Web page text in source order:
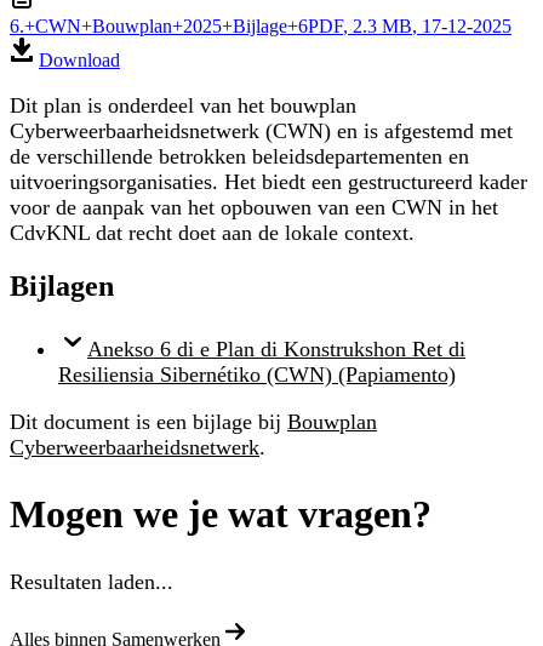
6.+CWN+Bouwplan+2025+Bijlage+6PDF, 2.3 MB, 17-12-2025
Download
Dit plan is onderdeel van het bouwplan
Cyberweerbaarheidsnetwerk (CWN) en is afgestemd met
de verschillende betrokken beleidsdepartementen en
uitvoeringsorganisaties. Het biedt een gestructureerd kader
voor de aanpak van het opbouwen van een CWN in het
CdvKNL dat recht doet aan de lokale context.
Bijlagen
Anekso 6 di e Plan di Konstrukshon Ret di
Resiliensia Sibernétiko (CWN) (Papiamento)
Dit document is een bijlage bij Bouwplan
Cyberweerbaarheidsnetwerk.
Mogen we je wat vragen?
Resultaten laden...
Alles binnen Samenwerken